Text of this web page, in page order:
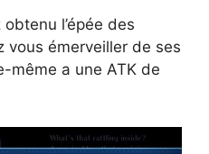
l’épée des
vous émerveiller de ses
même a une ATK de